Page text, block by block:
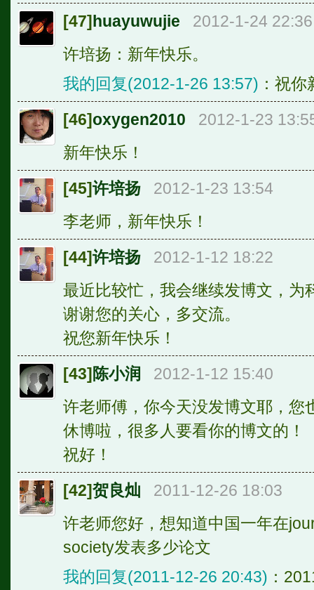
[47]huayuwujie
2012-1-24 22:36
许培扬：新年快乐。
我的回复(2012-1-26 13:57) ：祝
[46]oxygen2010
2012-1-23
新年快乐！
[45]许培扬
2012-1-23 13:54
李老师，新年快乐！
[44]许培扬
2012-1-12 18:22
最近比较忙，我会继续发博文，为
谢谢您的关心，多交流。
祝您新年快乐！
[43]陈小润
2012-1-12 15:40
许老师傅，你今天没发博文耶，您
休博啦，很多人要看你的博文的！
祝好！
[42]贺良灿
2011-12-26 18:03
许老师您好，想知道中国一年在
society发表多少论文
我的回复(2011-12-26 20:43) ：